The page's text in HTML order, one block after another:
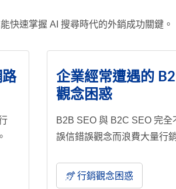
快速掌握 AI 搜尋時代的外銷成功關鍵。
企業經常遭遇的
觀念困惑
B2B SEO 與 B2C SEO 完全
誤信錯誤觀念而浪費大量行
行銷觀念困惑